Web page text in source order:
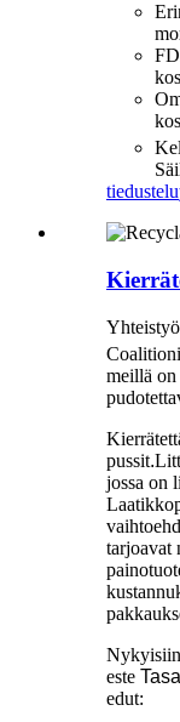
tiedustelu
meillä on
pussit.
jossa on
tarjoavat
Nykyisiin
este
edut: